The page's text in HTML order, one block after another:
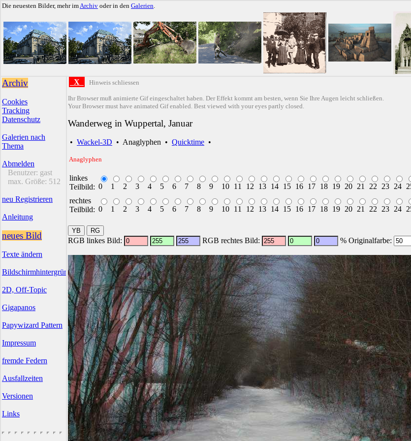
Die neuesten Bilder, mehr imArchiv oder in den Galerien.
Archiv
Cookies
Tracking
Datenschutz
Galerien nach
Thema
Abmelden
Benutzer: gast
max. Größe: 512
neu Registrieren
Anleitung
neues Bild
Texte ändern
Bildschirmhintergründe
2D, Off-Topic
Gigapanos
Papywizard Pattern
Impressum
fremde Federn
Ausfallzeiten
Versionen
Links
X Hinweis schliessen
Ihr Browser muß animierte Gif eingeschaltet haben. Der Effekt kommt am besten, wenn Sie Ihre Augen leicht schließen.
Your Browser must have animated Gif enabled. Best viewed with your eyes partly closed.
Wanderweg in Wuppertal, Januar
• Wackel-3D • Anaglyphen • Quicktime •
Anaglyphen
linkes
Teilbild: 0 1 2 3 4 5 6 7 8 9 10 11 12 13 14 15 16 17 18 19 20 21 22 23 24
rechtes
Teilbild: 0 1 2 3 4 5 6 7 8 9 10 11 12 13 14 15 16 17 18 19 20 21 22 23 24
RGB linkes Bild: RGB rechtes Bild: % Originalfarbe: